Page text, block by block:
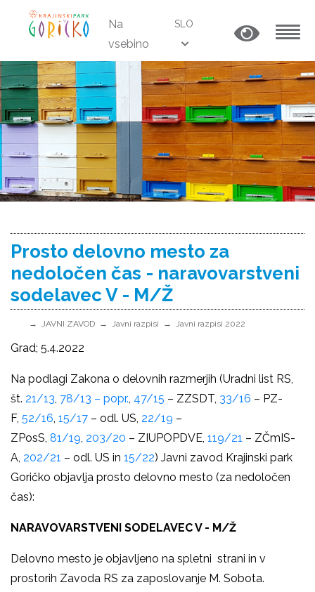
Na
vsebino
SLO
Prosto delovno mesto za
nedoločen čas - naravovarstveni
sodelavec V - M/Ž
JAVNI ZAVOD Javni razpisi Javni razpisi 2022
Grad; 5.4.2022
Na podlagi Zakona o delovnih razmerjih (Uradni list RS,
št. 21/13, 78/13 – popr., 47/15 – ZZSDT, 33/16 – PZ-
F, 52/16, 15/17 – odl. US, 22/19 –
ZPosS, 81/19, 203/20 – ZIUPOPDVE, 119/21 – ZČmIS-
A, 202/21 – odl. US in 15/22) Javni zavod Krajinski park
Goričko objavlja prosto delovno mesto (za nedoločen
čas):
NARAVOVARSTVENI SODELAVEC V - M/Ž
Delovno mesto je objavljeno na spletni strani in v
prostorih Zavoda RS za zaposlovanje M. Sobota.